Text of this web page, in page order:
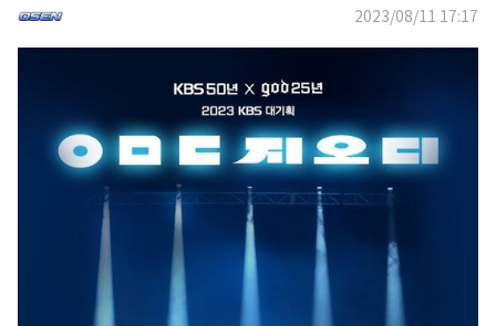
2023/08/11 17:17